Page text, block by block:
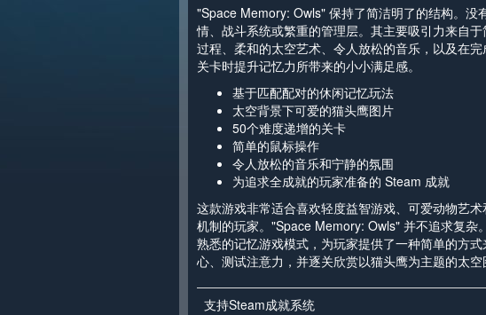
"Space Memory: Owls" 保持了简洁明了的结构。没
情、战斗系统或繁重的管理层。其主要吸引力来自
过程、柔和的太空艺术、令人放松的音乐，以及在完
关卡时提升记忆力所带来的小小满足感。
基于匹配配对的休闲记忆玩法
太空背景下可爱的猫头鹰图片
50个难度递增的关卡
简单的鼠标操作
令人放松的音乐和宁静的氛围
为追求全成就的玩家准备的 Steam 成就
这款游戏非常适合喜欢轻度益智游戏、可爱动物艺
机制的玩家。"Space Memory: Owls" 并不追求复杂
熟悉的记忆游戏模式，为玩家提供了一种简单的方
心、测试注意力，并逐关欣赏以猫头鹰为主题的太空
支持Steam成就系统